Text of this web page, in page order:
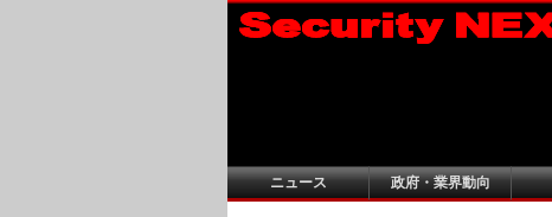
ニュース 政府・業界動向